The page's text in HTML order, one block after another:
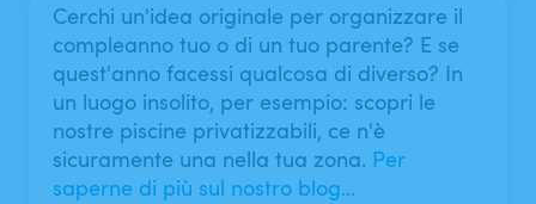
Dove?
Quando?
Cerchi un'idea originale per organizzare il
compleanno tuo o di un tuo parente? E se
quest'anno facessi qualcosa di diverso? In
un luogo insolito, per esempio: scopri le
nostre piscine privatizzabili, ce n'è
sicuramente una nella tua zona. Per
saperne di più sul nostro blog...